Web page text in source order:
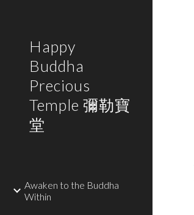
Happy
Buddha
Precious
Temple 彌勒寶
堂
Awaken to the Buddha
Within